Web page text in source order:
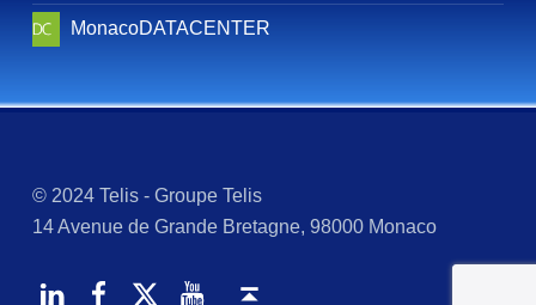
MonacoDATACENTER
© 2024 Telis - Groupe Telis
14 Avenue de Grande Bretagne, 98000 Monaco